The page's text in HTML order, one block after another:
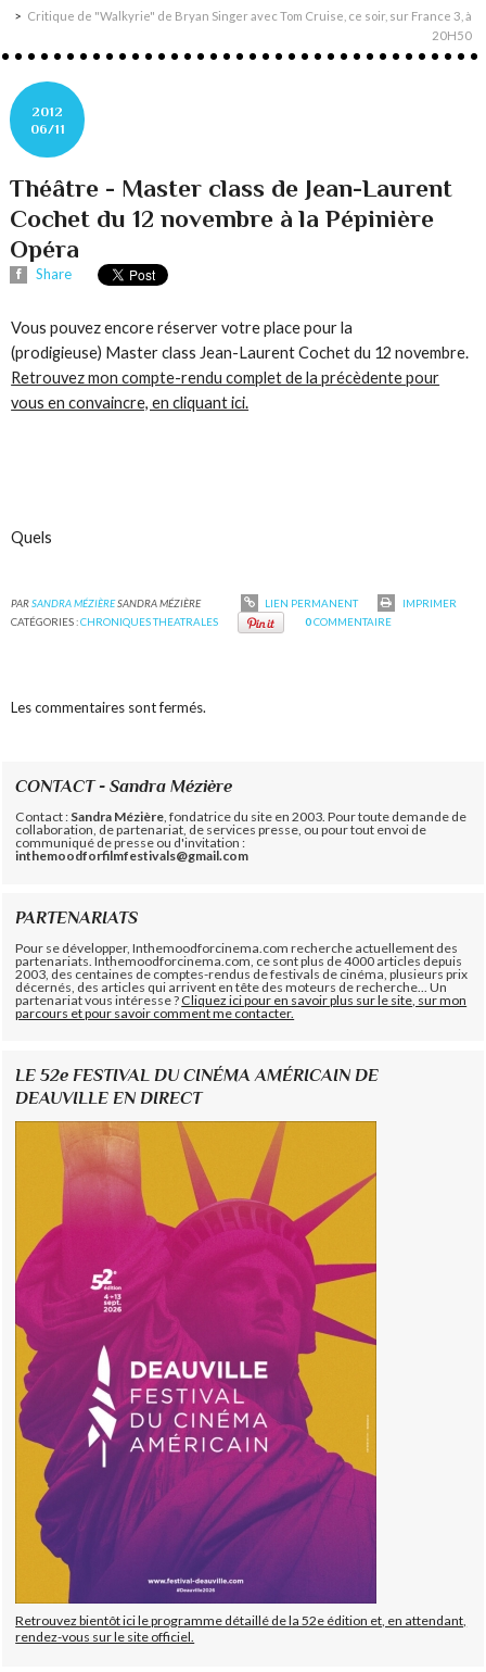
Critique de "Walkyrie" de Bryan Singer avec Tom Cruise, ce soir, sur France 3, à
20H50
2012
06/11
Théâtre - Master class de Jean-Laurent
Cochet du 12 novembre à la Pépinière
Opéra
Share
Vous pouvez encore réserver votre place pour la
(prodigieuse) Master class Jean-Laurent Cochet du 12 novembre.
Retrouvez mon compte-rendu complet de la précèdente pour
vous en convaincre, en cliquant ici.
Quels
PARSANDRA MÉZIÈRESANDRA MÉZIÈRE LIEN PERMANENT
IMPRIMER
CATÉGORIES :CHRONIQUES THEATRALES 0COMMENTAIRE
Les commentaires sont fermés.
CONTACT - Sandra Mézière
Contact : Sandra Mézière , fondatrice du site en 2003. Pour toute demande de
collaboration, de partenariat, de services presse, ou pour tout envoi de
communiqué de presse ou d'invitation :
inthemoodforfilmfestivals@gmail.com
PARTENARIATS
Pour se développer, Inthemoodforcinema.com recherche actuellement des
partenariats. Inthemoodforcinema.com, ce sont plus de 4000 articles depuis
2003, des centaines de comptes-rendus de festivals de cinéma, plusieurs prix
décernés, des articles qui arrivent en tête des moteurs de recherche... Un
partenariat vous intéresse ?Cliquez ici pour en savoir plus sur le site, sur mon
parcours et pour savoir comment me contacter.
LE 52e FESTIVAL DU CINÉMA AMÉRICAIN DE
DEAUVILLE EN DIRECT
Retrouvez bientôt ici le programme détaillé de la 52e édition et, en attendant,
rendez-vous sur le site officiel.